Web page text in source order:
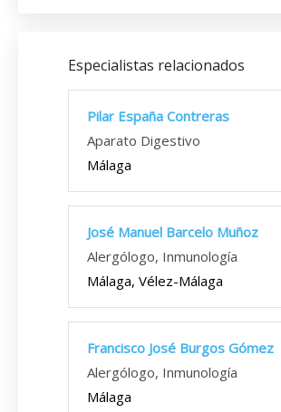
Especialistas relacionados
Pilar España Contreras
Aparato Digestivo
Málaga
José Manuel Barcelo Muñoz
Alergólogo, Inmunología
Málaga, Vélez-Málaga
Francisco José Burgos Gómez
Alergólogo, Inmunología
Málaga